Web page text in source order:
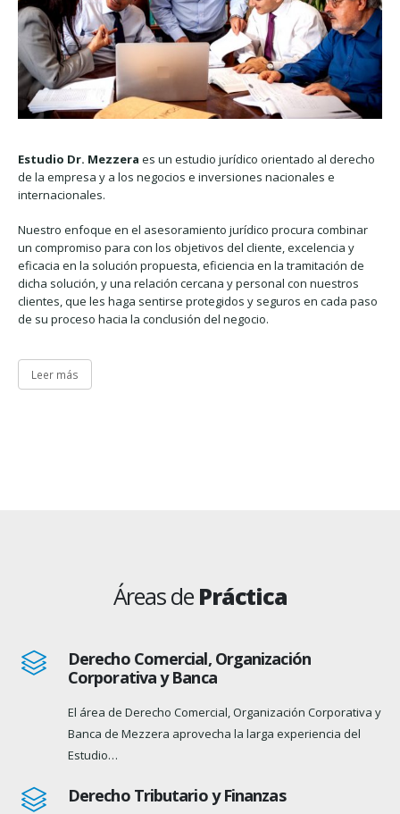
Estudio Dr. Mezzera es un estudio jurídico orientado al derecho
de la empresa y a los negocios e inversiones nacionales e
internacionales.
Nuestro enfoque en el asesoramiento jurídico procura combinar
un compromiso para con los objetivos del cliente, excelencia y
eficacia en la solución propuesta, eficiencia en la tramitación de
dicha solución, y una relación cercana y personal con nuestros
clientes, que les haga sentirse protegidos y seguros en cada paso
de su proceso hacia la conclusión del negocio.
Leer más
Áreas de Práctica
Derecho Comercial, Organización
Corporativa y Banca
El área de Derecho Comercial, Organización Corporativa y
Banca de Mezzera aprovecha la larga experiencia del
Estudio…
Derecho Tributario y Finanzas